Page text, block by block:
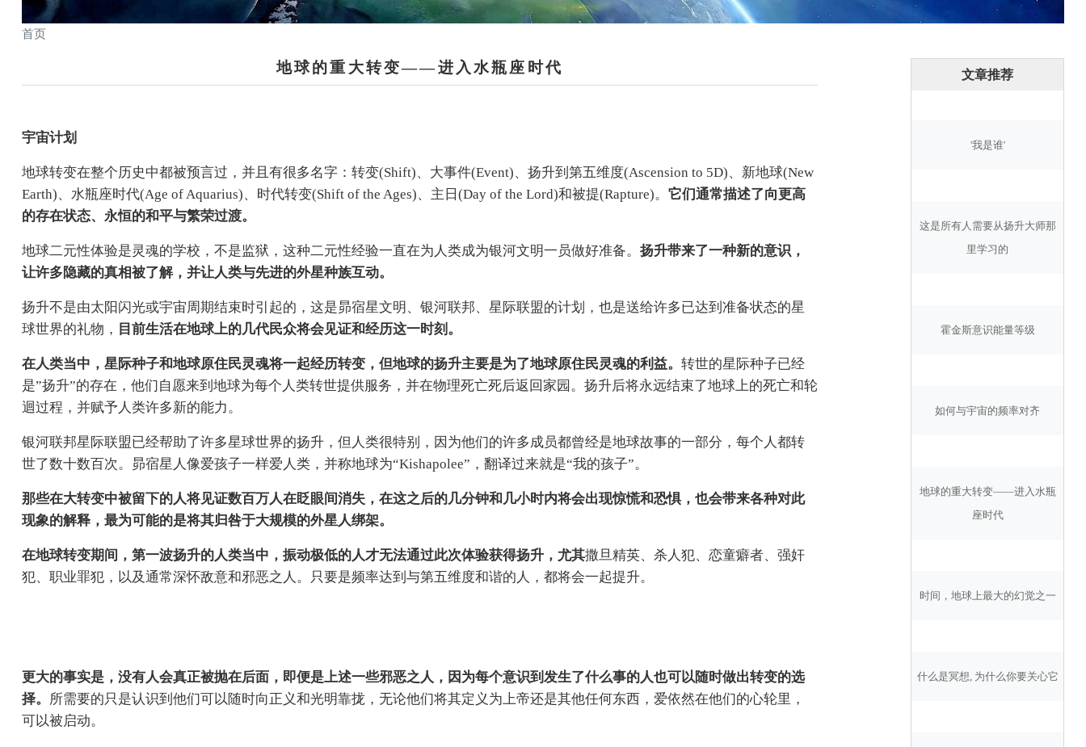
首页
地球的重大转变——进入水瓶座时代
宇宙计划
地球转变在整个历史中都被预言过，并且有很多名字：转变(Shift)、大事件(Event)、扬升到第五维度(Ascension to 5D)、新地球(New
Earth)、水瓶座时代(Age of Aquarius)、时代转变(Shift of the Ages)、主日(Day of the Lord)和被提(Rapture)。 它们通常描述了向更高
的存在状态、永恒的和平与繁荣过渡。
地球二元性体验是灵魂的学校，不是监狱，这种二元性经验一直在为人类成为银河文明一员做好准备。 扬升带来了一种新的意识，
让许多隐藏的真相被了解，并让人类与先进的外星种族互动。
扬升不是由太阳闪光或宇宙周期结束时引起的，这是昴宿星文明、银河联邦、星际联盟的计划，也是送给许多已达到准备状态的星
球世界的礼物， 目前生活在地球上的几代民众将会见证和经历这一时刻。
在人类当中，星际种子和地球原住民灵魂将一起经历转变，但地球的扬升主要是为了地球原住民灵魂的利益。 转世的星际种子已经
是”扬升”的存在，他们自愿来到地球为每个人类转世提供服务，并在物理死亡死后返回家园。扬升后将永远结束了地球上的死亡和轮
迴过程，并赋予人类许多新的能力。
银河联邦星际联盟已经帮助了许多星球世界的扬升，但人类很特别，因为他们的许多成员都曾经是地球故事的一部分，每个人都转
世了数十数百次。昴宿星人像爱孩子一样爱人类，并称地球为“Kishapolee”，翻译过来就是“我的孩子”。
那些在大转变中被留下的人将见证数百万人在眨眼间消失，在这之后的几分钟和几小时内将会出现惊慌和恐惧，也会带来各种对此
现象的解释，最为可能的是将其归咎于大规模的外星人绑架。
在地球转变期间，第一波扬升的人类当中，振动极低的人才无法通过此次体验获得扬升，尤其撒旦精英、杀人犯、恋童癖者、强奸
犯、职业罪犯，以及通常深怀敌意和邪恶之人。只要是频率达到与第五维度和谐的人，都将会一起提升。
更大的事实是，没有人会真正被抛在后面，即便是上述一些邪恶之人，因为每个意识到发生了什么事的人也可以随时做出转变的选
择。 所需要的只是认识到他们可以随时向正义和光明靠拢，无论他们将其定义为上帝还是其他任何东西，爱依然在他们的心轮里，
可以被启动。
文章推荐
'我是谁'
这是所有人需要从扬升大师那
里学习的
霍金斯意识能量等级
如何与宇宙的频率对齐
地球的重大转变——进入水瓶
座时代
时间，地球上最大的幻觉之一
什么是冥想, 为什么你要关心它